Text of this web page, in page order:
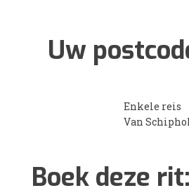
Uw
Enkele reis
Van Schiphol
Boek deze rit: